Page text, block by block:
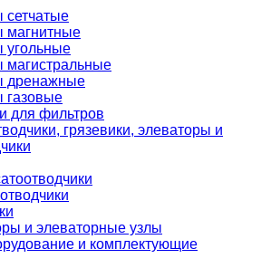
сетчатые
магнитные
угольные
магистральные
дренажные
газовые
для фильтров
грязевики, элеваторы и
и элеваторные узлы
и комплектующие